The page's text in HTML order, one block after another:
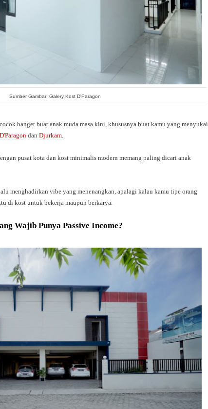
Sumber Gambar: Galery Kost D'Paragon
banget buat anak muda masa kini, khususnya buat kamu yang menyukai
dan Djurkam
pusat kota dan kost minimalis modern memang paling dicari anak
menghadirkan vibe yang menenangkan, apalagi kalau kamu tipe orang
di kost untuk bekerja maupun berkarya.
Wajib Punya Passive Income?